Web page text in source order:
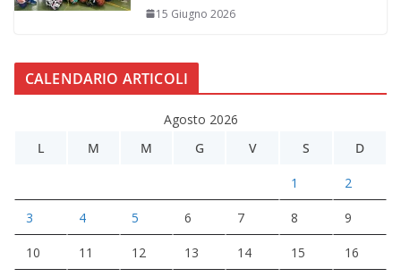
15 Giugno 2026
CALENDARIO ARTICOLI
Agosto 2026
L
M M G V S D
1 2
3 4 5 6 7 8 9
10 11 12 13 14 15 16